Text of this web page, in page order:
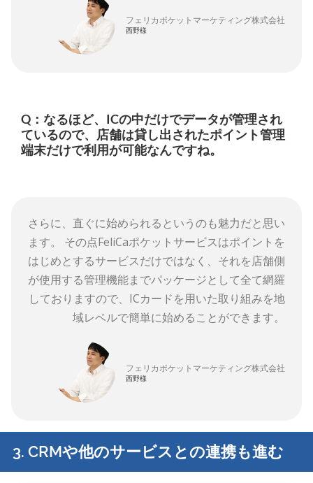
フェリカポケットマーケティング株式会社
西野様
Q：なるほど、ICの中だけでデータが管理され
ているので、店舗は貸し出されたポイント管理
端末だけで利用が可能なんですね。
さらに、直ぐに始められるというのも魅力だと思い
ます。 その点FeliCaポケットサービスはポイントを
はじめとするサービスだけではなく、それを店舗側
が使用する管理機能までパッケージとして全て網羅
しておりますので、ICカードを用いた取り組みを地
域レベルで簡単に始めることができます。
フェリカポケットマーケティング株式会社
西野様
3. CRMや他のサービスとの連携も進む